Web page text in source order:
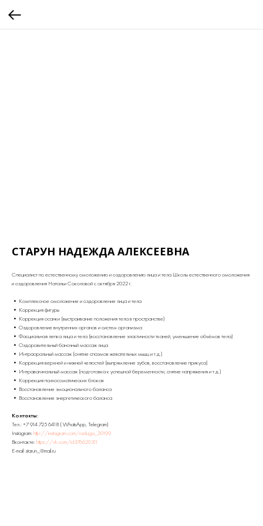
СТАРУН НАДЕЖДА АЛЕКСЕЕВНА
Специалист по естественному омоложению и оздоровлению лица и тела Школы естественного омоложения
и оздоровления Натальи Соколовой с октября 2022 г.
• Комплексное омоложение и оздоровление лица и тела
• Коррекция фигуры
• Коррекция осанки (выстраивание положения тела в пространстве)
• Оздоровление внутренних органов и систем организма
• Фасциальная лепка лица и тела (восстановление эластичности тканей, уменьшение объёмов тела)
• Оздоровительный баночный массаж лица
• Интраоральный массаж (снятие спазмов жевательных мышц и т.д.)
• Коррекция верхней и нижней челюстей (выпрямление зубов, восстановление прикуса)
• Интравагинальный массаж (подготовка к успешной беременности, снятие напряжения и т.д.)
• Коррекция психосоматических блоков
• Восстановление эмоционального баланса
• Восстановление энергетического баланса
Контакты:
Тел.: +7 914 725 6418 ( WhatsApp, Telegram)
Instagram:http://instagram.com/raduga_20199
Вконтакте:https://vk.com/id376620311
E-mail: starun_@mail.ru